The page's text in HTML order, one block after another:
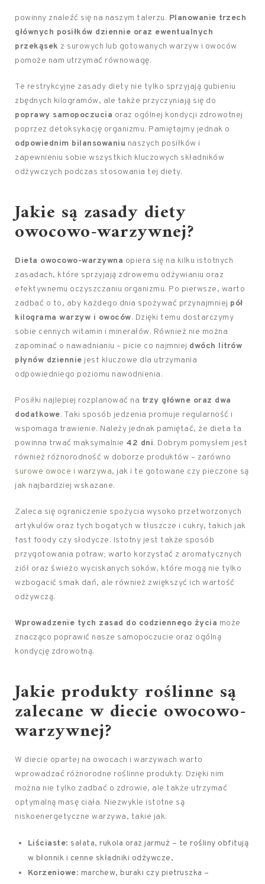
powinny znaleźć się na naszym talerzu. Planowanie trzech
głównych posiłków dziennie oraz ewentualnych
przekąsek z surowych lub gotowanych warzyw i owoców
pomoże nam utrzymać równowagę.
Te restrykcyjne zasady diety nie tylko sprzyjają gubieniu
zbędnych kilogramów, ale także przyczyniają się do
poprawy samopoczucia oraz ogólnej kondycji zdrowotnej
poprzez detoksykację organizmu. Pamiętajmy jednak o
odpowiednim bilansowaniu naszych posiłków i
zapewnieniu sobie wszystkich kluczowych składników
odżywczych podczas stosowania tej diety.
Jakie są zasady diety
owocowo-warzywnej?
Dieta owocowo-warzywna opiera się na kilku istotnych
zasadach, które sprzyjają zdrowemu odżywianiu oraz
efektywnemu oczyszczaniu organizmu. Po pierwsze, warto
zadbać o to, aby każdego dnia spożywać przynajmniej pół
kilograma warzyw i owoców. Dzięki temu dostarczymy
sobie cennych witamin i minerałów. Również nie można
zapominać o nawadnianiu – picie co najmniej dwóch litrów
płynów dziennie jest kluczowe dla utrzymania
odpowiedniego poziomu nawodnienia.
Posiłki najlepiej rozplanować na trzy główne oraz dwa
dodatkowe. Taki sposób jedzenia promuje regularność i
wspomaga trawienie. Należy jednak pamiętać, że dieta ta
powinna trwać maksymalnie 42 dni. Dobrym pomysłem jest
również różnorodność w doborze produktów – zarówno
surowe owoce i warzywa, jak i te gotowane czy pieczone są
jak najbardziej wskazane.
Zaleca się ograniczenie spożycia wysoko przetworzonych
artykułów oraz tych bogatych w tłuszcze i cukry, takich jak
fast foody czy słodycze. Istotny jest także sposób
przygotowania potraw; warto korzystać z aromatycznych
ziół oraz świeżo wyciskanych soków, które mogą nie tylko
wzbogacić smak dań, ale również zwiększyć ich wartość
odżywczą.
Wprowadzenie tych zasad do codziennego życia może
znacząco poprawić nasze samopoczucie oraz ogólną
kondycję zdrowotną.
Jakie produkty roślinne są
zalecane w diecie owocowo-
warzywnej?
W diecie opartej na owocach i warzywach warto
wprowadzać różnorodne roślinne produkty. Dzięki nim
można nie tylko zadbać o zdrowie, ale także utrzymać
optymalną masę ciała. Niezwykle istotne są
niskoenergetyczne warzywa, takie jak:
Liściaste: sałata, rukola oraz jarmuż – te rośliny obfitują
w błonnik i cenne składniki odżywcze,
Korzeniowe: marchew, buraki czy pietruszka –